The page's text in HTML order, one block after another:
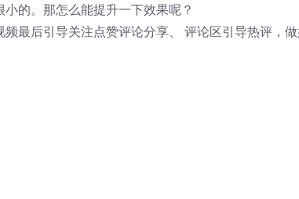
的。那怎么能提升一下效果呢？
最后引导关注点赞评论分享、 评论区引导热评，